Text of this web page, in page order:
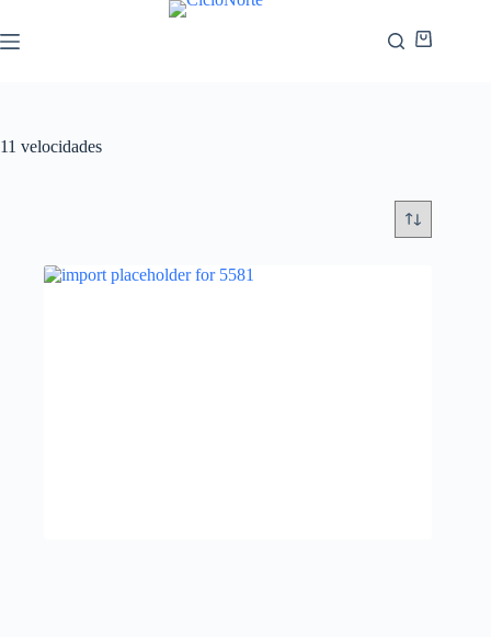
11 velocidades